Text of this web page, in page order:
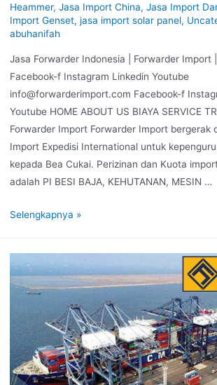
Heammer, Jasa Import China, Jasa Import
Import Genset, jasa import solar panel,
abuhanifah
Jasa Forwarder Indonesia | Forwarder Import
Facebook-f Instagram Linkedin Youtube
info@forwarderimport.com Facebook-f
Youtube HOME ABOUT US BIAYA SERVICE
Forwarder Import Forwarder Import bergerak
Import Expedisi International untuk
kepada Bea Cukai. Perizinan dan Kuota
adalah PI BESI BAJA, KEHUTANAN, MESIN …
Selengkapnya »